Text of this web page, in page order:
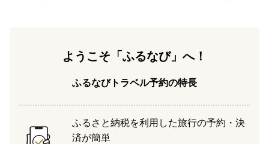
ようこそ「ふるなび」へ！
ふるなびトラベル予約の特長
ふるさと納税を利用した旅行の予約・決
済が簡単